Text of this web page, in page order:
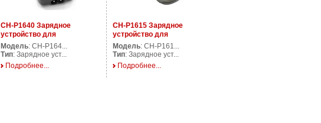
CH-P1640 Зарядное
устройство для
аккумуляторов фото/
видеокамер
Модель: CH-P164...
Тип: Зарядное уст...
Подробнее...
CH-P1615 Зарядное
устройство для
аккумуляторов фото/
видеокамер
Модель: CH-P161...
Тип: Зарядное уст...
Подробнее...